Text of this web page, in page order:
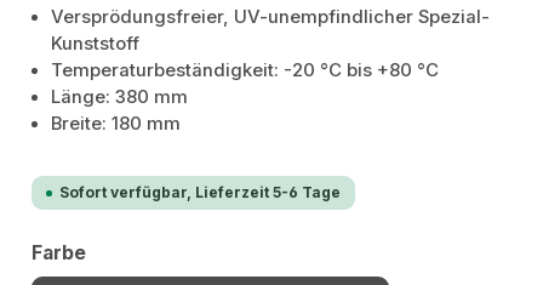
Versprödungsfreier, UV-unempfindlicher Spezial-
Kunststoff
Temperaturbeständigkeit: -20 °C bis +80 °C
Länge: 380 mm
Breite: 180 mm
Sofort verfügbar, Lieferzeit 5-6 Tage
Farbeauswählen